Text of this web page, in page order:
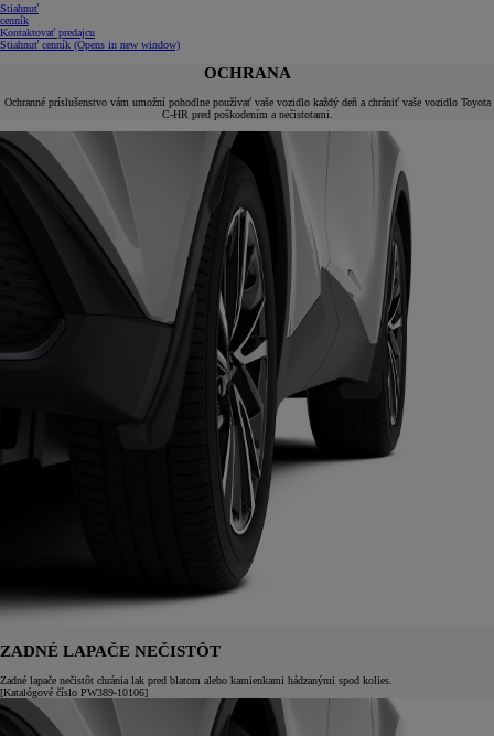
Stiahnuť
cenník
Kontaktovať predajcu
Stiahnuť cenník (Opens in new window)
OCHRANA
Ochranné príslušenstvo vám umožní pohodlne používať vaše vozidlo každý deň a chrániť vaše vozidlo Toyota
C-HR pred poškodením a nečistotami.
ZADNÉ LAPAČE NEČISTÔT
Zadné lapače nečistôt chránia lak pred blatom alebo kamienkami hádzanými spod kolies.
[Katalógové číslo PW389-10106]